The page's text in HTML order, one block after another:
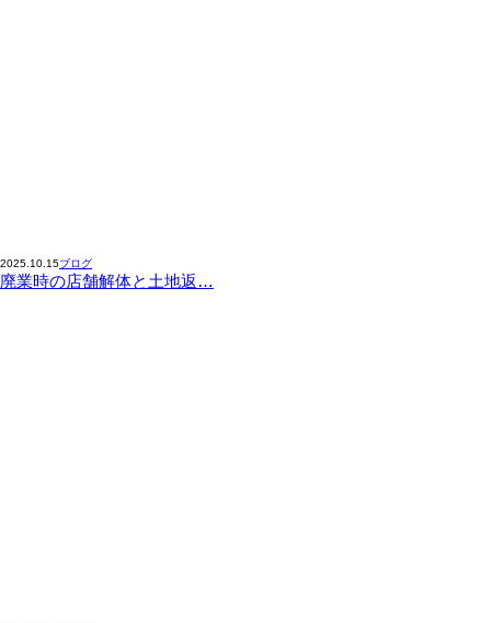
2025.10.15ブログ
廃業時の店舗解体と土地返…